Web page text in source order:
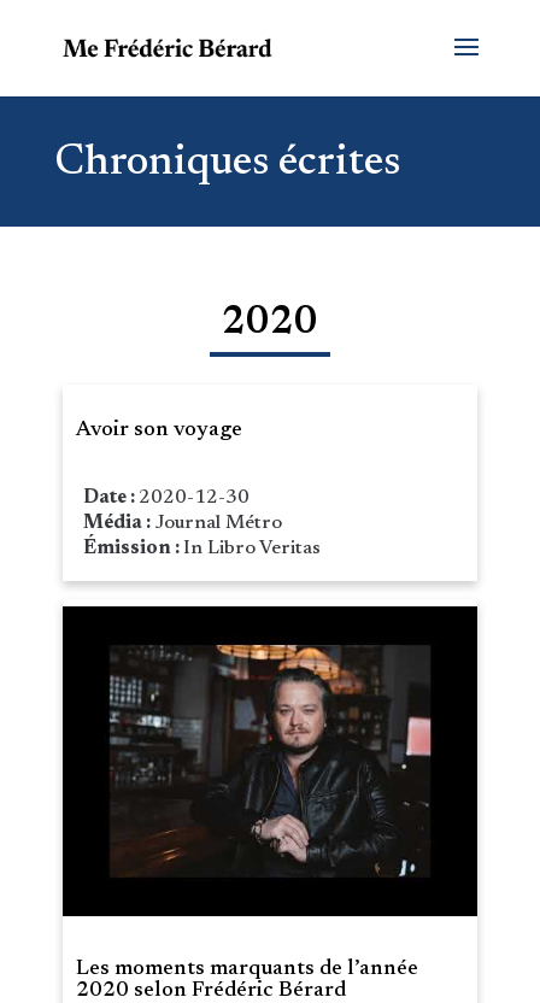
Chroniques écrites
2020
Avoir son voyage
Date : 2020-12-30
Média : Journal Métro
Émission :In Libro Veritas
Les moments marquants de l’année
2020 selon Frédéric Bérard